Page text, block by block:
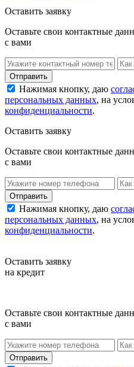
Оставить заявку
Оставьте свои контактные
с вами
Нажимая кнопку, даю
персональных данных, на
конфиденциальности.
Оставить заявку
Оставьте свои контактные
с вами
Нажимая кнопку, даю
персональных данных, на
конфиденциальности.
Оставить заявку
на кредит
Оставьте свои контактные
с вами